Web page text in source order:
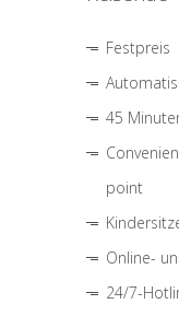
Festpreis
45
point
Online-
24/7-